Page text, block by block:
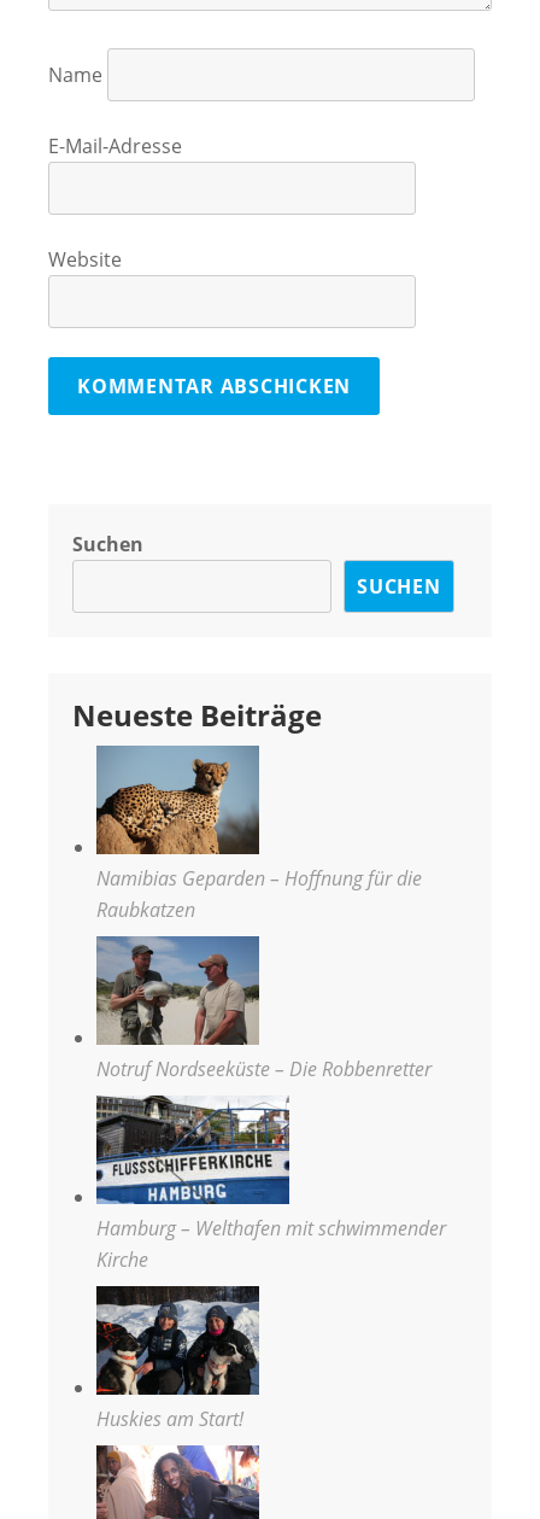
Name
E-Mail-Adresse
Website
Suchen
SUCHEN
Neueste Beiträge
Namibias Geparden – Hoffnung für die
Raubkatzen
Notruf Nordseeküste – Die Robbenretter
Hamburg – Welthafen mit schwimmender
Kirche
Huskies am Start!